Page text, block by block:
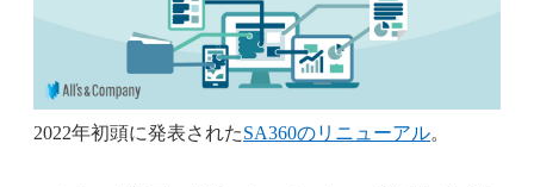
2022年初頭に発表されたSA360のリニューアル。